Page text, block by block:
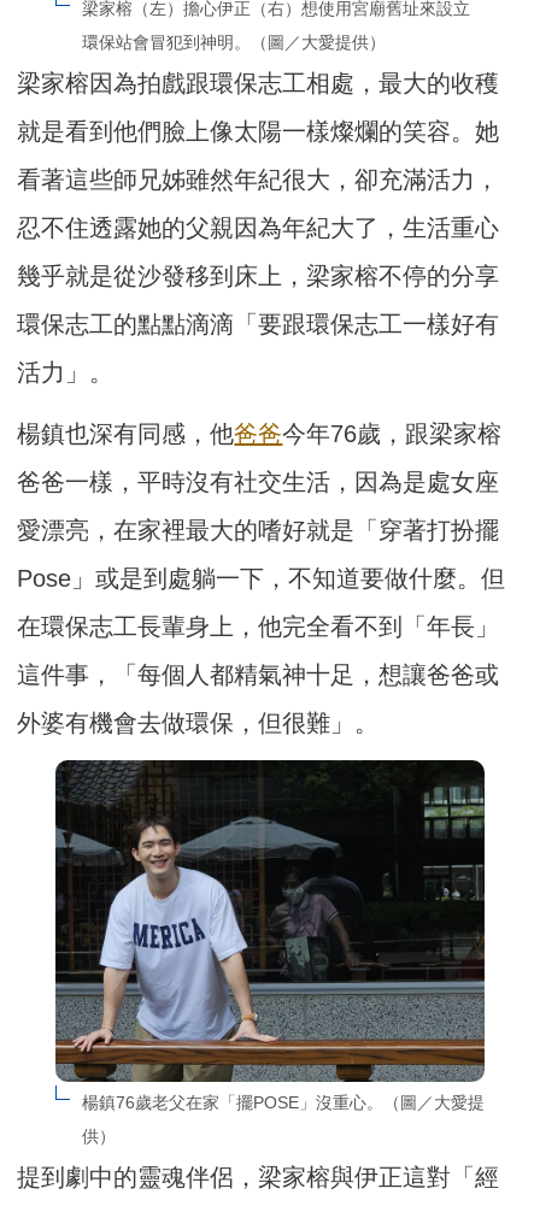
梁家榕（左）擔心伊正（右）想使用宮廟舊址來設立
環保站會冒犯到神明。（圖／大愛提供）
梁家榕因為拍戲跟環保志工相處，最大的收穫
就是看到他們臉上像太陽一樣燦爛的笑容。她
看著這些師兄姊雖然年紀很大，卻充滿活力，
忍不住透露她的父親因為年紀大了，生活重心
幾乎就是從沙發移到床上，梁家榕不停的分享
環保志工的點點滴滴「要跟環保志工一樣好有
活力」。
楊鎮也深有同感，他爸爸今年76歲，跟梁家榕
爸爸一樣，平時沒有社交生活，因為是處女座
愛漂亮，在家裡最大的嗜好就是「穿著打扮擺
Pose」或是到處躺一下，不知道要做什麼。但
在環保志工長輩身上，他完全看不到「年長」
這件事，「每個人都精氣神十足，想讓爸爸或
外婆有機會去做環保，但很難」。
楊鎮76歲老父在家「擺POSE」沒重心。（圖／大愛提
供）
提到劇中的靈魂伴侶，梁家榕與伊正這對「經